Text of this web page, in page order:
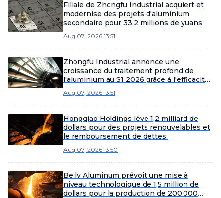
Filiale de Zhongfu Industrial acquiert et
modernise des projets d'aluminium
secondaire pour 33,2 millions de yuans
Aug 07, 2026 13:51
Zhongfu Industrial annonce une
croissance du traitement profond de
l'aluminium au S1 2026 grâce à l'efficacité
Aug 07, 2026 13:51
Hongqiao Holdings lève 1,2 milliard de
dollars pour des projets renouvelables et
le remboursement de dettes.
Aug 07, 2026 13:50
Beilv Aluminum prévoit une mise à
niveau technologique de 1,5 million de
dollars pour la production de 200 000